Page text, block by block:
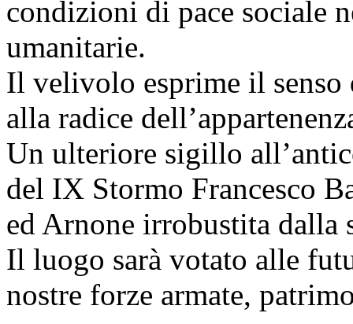
condizioni di pace sociale
umanitarie.
Il velivolo esprime il senso
alla radice
Un ulteriore sigillo
del IX Stormo Francesco
ed Arnone irrobustita dalla
Il luogo sarà votato alle
nostre forze armate,